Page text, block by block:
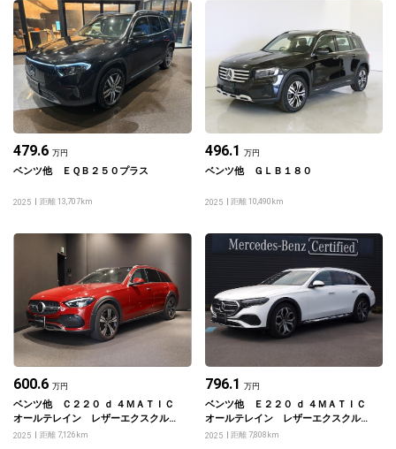
479.6 万円
ベンツ他 ＥＱＢ２５０プラス
2025 距離 13,707km
496.1 万円
ベンツ他 ＧＬＢ１８０
2025 距離 10,490km
600.6 万円
ベンツ他 Ｃ２２０ ｄ ４ＭＡＴＩＣ
オールテレイン レザーエクスクルー
シブパッケージ
2025 距離 7,126km
796.1 万円
ベンツ他 Ｅ２２０ ｄ ４ＭＡＴＩＣ
オールテレイン レザーエクスクルー
シブパッケージ
2025 距離 7,808km